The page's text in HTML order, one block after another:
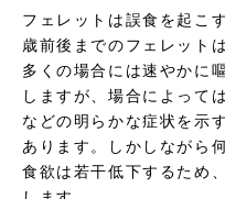
フェレットは誤食を起こ
歳前後までのフェレット
多くの場合には速やかに
しますが、場合によって
などの明らかな症状を示
あります。しかしながら
食欲は若干低下するため